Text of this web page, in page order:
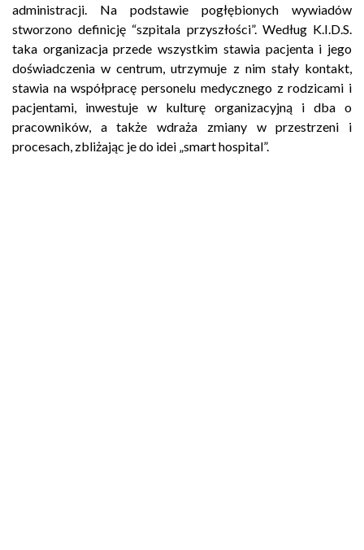
administracji. Na podstawie pogłębionych wywiadów
stworzono definicję “szpitala przyszłości”. Według K.I.D.S.
taka organizacja przede wszystkim stawia pacjenta i jego
doświadczenia w centrum, utrzymuje z nim stały kontakt,
stawia na współpracę personelu medycznego z rodzicami i
pacjentami, inwestuje w kulturę organizacyjną i dba o
pracowników, a także wdraża zmiany w przestrzeni i
procesach, zbliżając je do idei „smart hospital”.